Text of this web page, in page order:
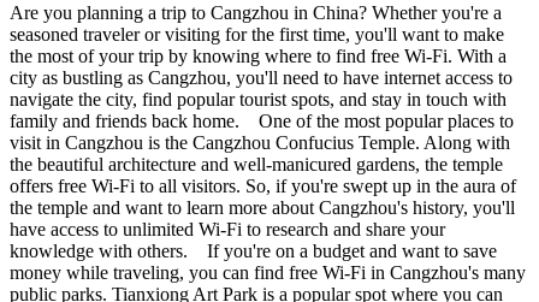
Are you planning a trip to Cangzhou in China? Whether you're a
seasoned traveler or visiting for the first time, you'll want to make
the most of your trip by knowing where to find free Wi-Fi. With a
city as bustling as Cangzhou, you'll need to have internet access to
navigate the city, find popular tourist spots, and stay in touch with
family and friends back home. One of the most popular places to
visit in Cangzhou is the Cangzhou Confucius Temple. Along with
the beautiful architecture and well-manicured gardens, the temple
offers free Wi-Fi to all visitors. So, if you're swept up in the aura of
the temple and want to learn more about Cangzhou's history, you'll
have access to unlimited Wi-Fi to research and share your
knowledge with others. If you're on a budget and want to save
money while traveling, you can find free Wi-Fi in Cangzhou's many
public parks. Tianxiong Art Park is a popular spot where you can